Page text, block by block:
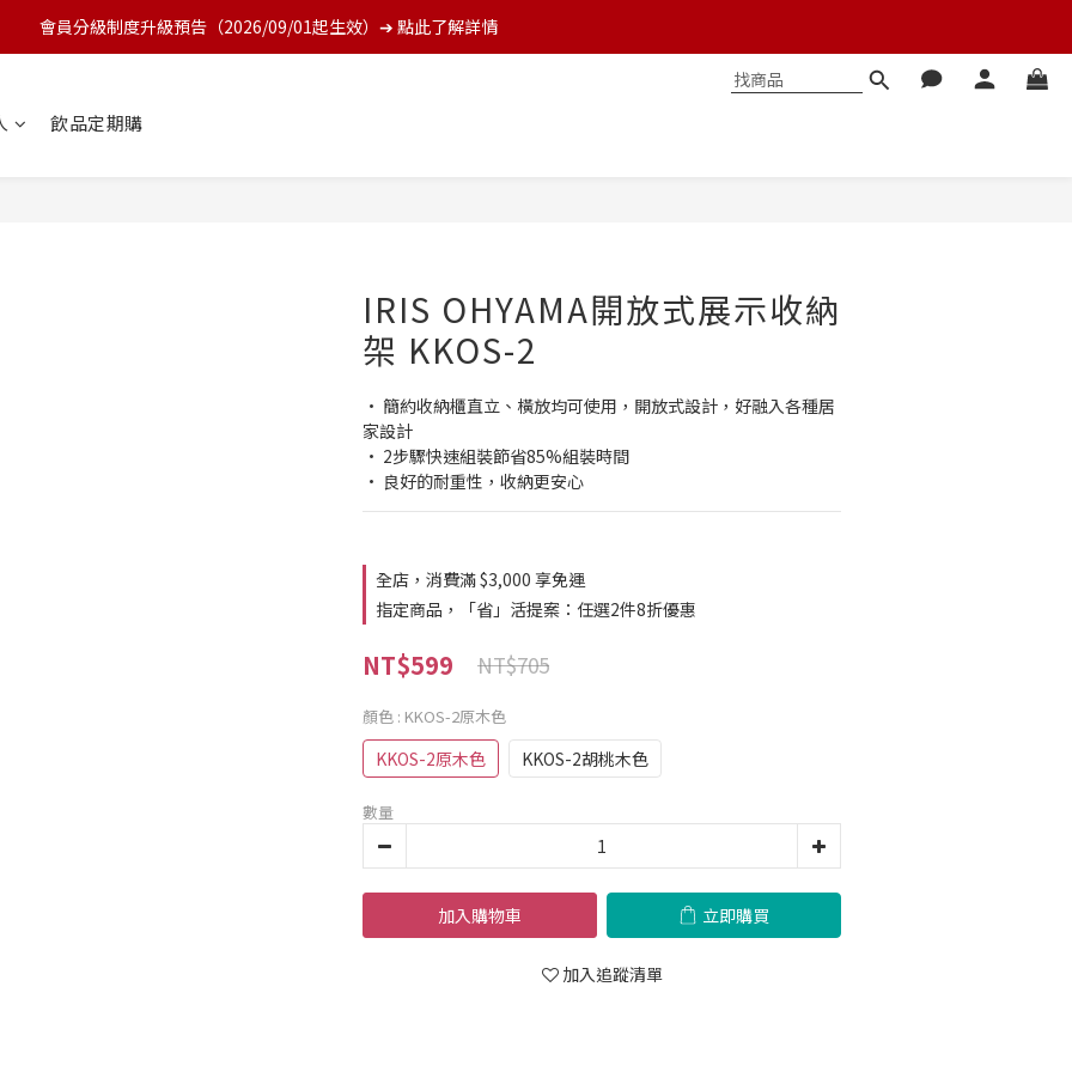
會員分級制度升級預告（2026/09/01起生效）➔ 點此了解詳情
飲品定期購
IRIS OHYAMA開放式展示收納
架 KKOS-2
• 簡約收納櫃直立、橫放均可使用，開放式設計，好融入各種居
家設計
• 2步驟快速組裝節省85%組裝時間
• 良好的耐重性，收納更安心
全店，消費滿 $3,000 享免運
指定商品，「省」活提案：任選2件8折優惠
NT$599 NT$705
顏色 : KKOS-2原木色
KKOS-2原木色 KKOS-2胡桃木色
數量
加入購物車 立即購買
加入追蹤清單